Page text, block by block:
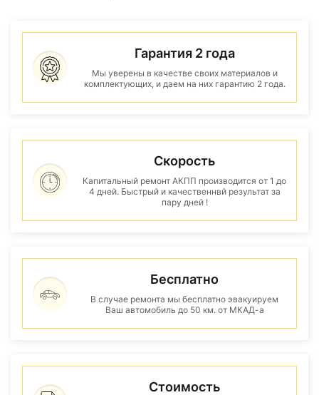
Гарантия 2 года
Мы уверены в качестве своих материалов и
комплектующих, и даем на них гарантию 2 года.
Скорость
Капитальный ремонт АКПП производится от 1 до
4 дней. Быстрый и качественнвй результат за
пару дней !
Бесплатно
В случае ремонта мы бесплатно эвакуируем
Ваш автомобиль до 50 км. от МКАД-а
Стоимость